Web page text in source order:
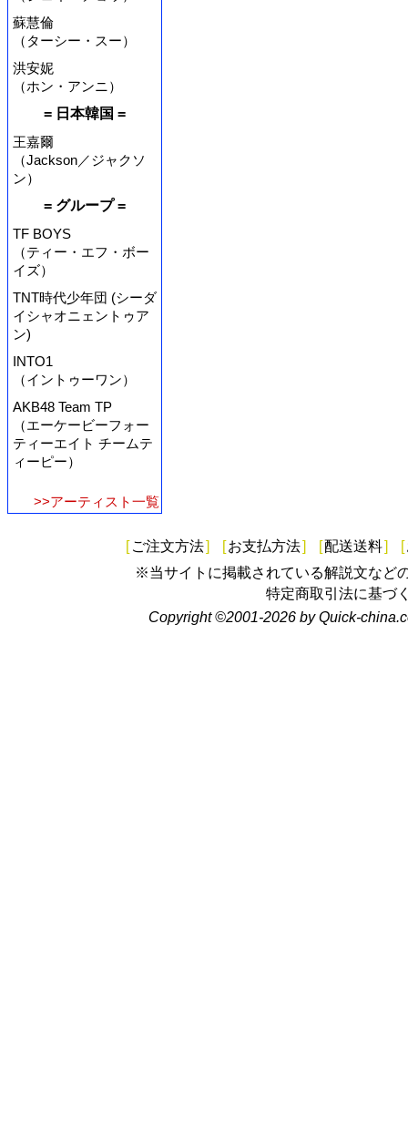
蘇慧倫
（ターシー・スー）
洪安妮
（ホン・アンニ）
= 日本韓国 =
王嘉爾
（Jackson／ジャクソ
ン）
= グループ =
TF BOYS
（ティー・エフ・ボー
イズ）
TNT時代少年団 (シーダ
イシャオニェントゥア
ン)
INTO1
（イントゥーワン）
AKB48 Team TP
（エーケービーフォー
ティーエイト チームテ
ィーピー）
>>アーティスト一覧
[ ご注文方法] [お支払方法] [配送送料] [
※当サイトに掲載されている解説文など
特定商取引法に基づ
Copyright ©2001-2026 by Quick-